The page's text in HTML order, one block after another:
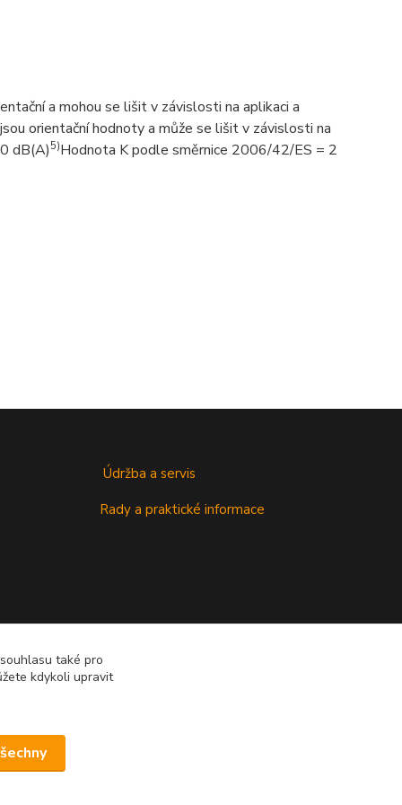
a mohou se lišit v závislosti na aplikaci a
orientační hodnoty a může se lišit v závislosti na
dB(A)5)Hodnota K podle směrnice 2006/42/ES = 2
Údržba a servis
Rady a praktické informace
také pro
kdykoli upravit